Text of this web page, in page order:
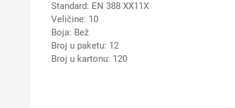
Standard: EN 388 XX11X
Veličine: 10
Boja: Bež
Broj u paketu: 12
Broj u kartonu: 120